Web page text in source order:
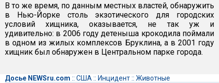
В то же время, по данным местных властей, обнаружить
в Нью-Йорке столь экзотического для городских
условий хищника, оказывается, не так уж и
удивительно: в 2006 году детеныша крокодила поймали
в одном из жилых комплексов Бруклина, а в 2001 году
хищник был обнаружен в Центральном парке города.
Досье NEWSru.com :: США :: Инцидент:: Животные